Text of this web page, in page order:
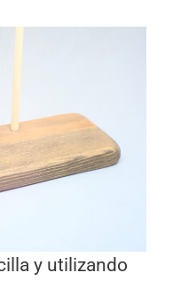
y utilizando